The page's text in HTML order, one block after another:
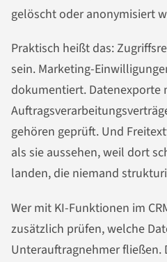
gelöscht oder anonymisiert
Praktisch heißt das:
sein. Marketing-
dokumentiert. Datenexporte
gehören geprüft. Und
als sie aussehen, weil dort
landen, die niemand
Wer mit KI-Funktionen im
zusätzlich prüfen, welche
Unterauftragnehmer fließen.